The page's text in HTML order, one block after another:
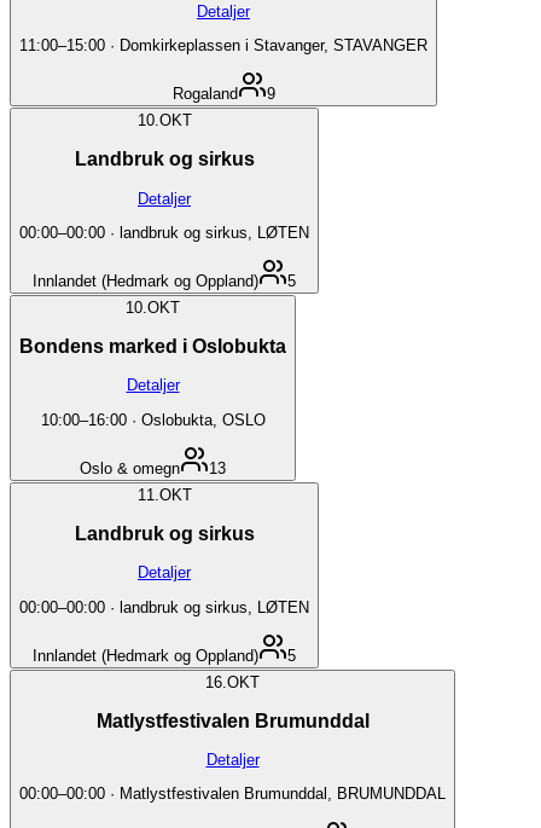
Detaljer
11:00–15:00 · Domkirkeplassen i Stavanger, STAVANGER
Rogaland
9
10.OKT
Landbruk og sirkus
Detaljer
00:00–00:00 · landbruk og sirkus, LØTEN
Innlandet (Hedmark og Oppland)
5
10.OKT
Bondens marked i Oslobukta
Detaljer
10:00–16:00· Oslobukta, OSLO
Oslo & omegn
13
11.OKT
Landbruk og sirkus
Detaljer
00:00–00:00 · landbruk og sirkus, LØTEN
Innlandet (Hedmark og Oppland)
5
16. OKT
Matlystfestivalen Brumunddal
Detaljer
00:00–00:00 · Matlystfestivalen Brumunddal, BRUMUNDDAL